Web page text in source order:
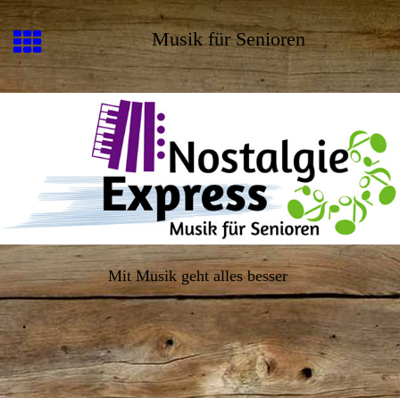
Musik für Senioren
Mit Musik geht alles besser
.